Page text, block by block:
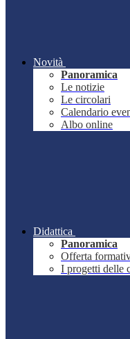
Novità
Panoramica
Le notizie
Le circolari
Calendario
Albo online
Didattica
Panoramica
Offerta
I progetti delle